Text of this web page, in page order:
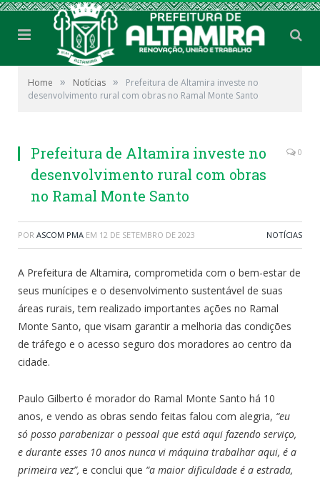
Home » Notícias »
Prefeitura de Altamira investe no
desenvolvimento rural com obras no Ramal Monte Santo
Prefeitura de Altamira investe no
desenvolvimento rural com obras
no Ramal Monte Santo
0
POR ASCOM PMA EM 12 DE SETEMBRO DE 2023 NOTÍCIAS
A Prefeitura de Altamira, comprometida com o bem-estar de
seus munícipes e o desenvolvimento sustentável de suas
áreas rurais, tem realizado importantes ações no Ramal
Monte Santo, que visam garantir a melhoria das condições
de tráfego e o acesso seguro dos moradores ao centro da
cidade.
Paulo Gilberto é morador do Ramal Monte Santo há 10
anos, e vendo as obras sendo feitas falou com alegria, “eu
só posso parabenizar o pessoal que está aqui fazendo serviço,
e durante esses 10 anos nunca vi máquina trabalhar aqui, é a
primeira vez”, e conclui que “a maior dificuldade é a estrada,